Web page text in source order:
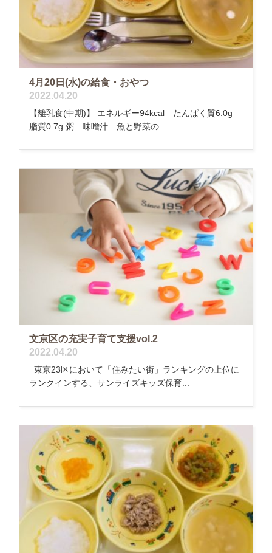
4月20日(水)の給食・おやつ
2022.04.20
【離乳食(中期)】 エネルギー94kcal たんぱく質6.0g
脂質0.7g 粥 味噌汁 魚と野菜の...
文京区の充実子育て支援vol.2
2022.04.20
東京23区において「住みたい街」ランキングの上位に
ランクインする、サンライズキッズ保育...